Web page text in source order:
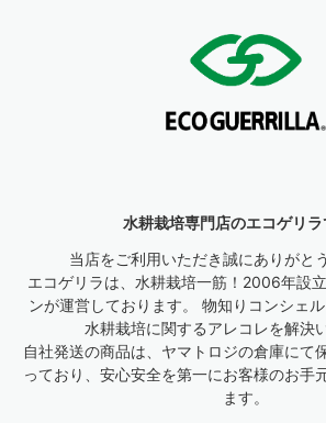
水耕栽培専門店のエコゲリラ
当店をご利用いただき誠にありがと
エコゲリラは、水耕栽培一筋！2006年設
ンが運営しております。 物知りコンシェル
水耕栽培に関するアレコレを解決
自社発送の商品は、ヤマトロジの倉庫にて
っており、安心安全を第一にお客様のお手
ます。